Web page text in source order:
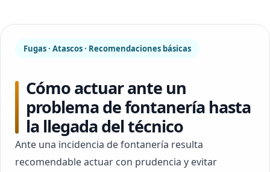
Fugas · Atascos · Recomendaciones básicas
Cómo actuar ante un
problema de fontanería hasta
la llegada del técnico
Ante una incidencia de fontanería resulta
recomendable actuar con prudencia y evitar